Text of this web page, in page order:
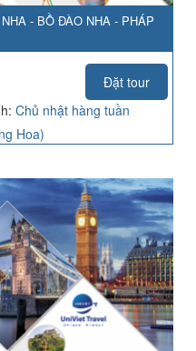
- BỒ ĐÀO NHA - PHÁP
Đặt tour
Chủ nhật hàng tuần
Hoa)